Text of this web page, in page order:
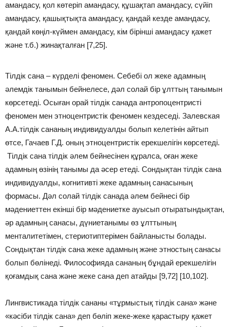
амандасу, қол көтеріп амандасу, құшақтап амандасу, сүйіп
амандасу, қашықтықта амандасу, қандай кезде амандасу,
қандай көңіл-күймен амандасу, кім бірінші амандасу қажет
және т.б.) жинақталған [7,25].
Тілдік сана – күрделі феномен. Себебі ол жеке адамның
әлемдік танымын бейнелесе, дәл солай бір ұлттың танымын
көрсетеді. Осыған орай тілдік санада антропоцентристі
феномен мен этноцентристік феномен кездеседі. Залевская
А.А.тілдік сананың индивидуалды болып келетінін айтып
өтсе, Гачаев Г.Д. оның этноцентристік ерекшелігін көрсетеді.
Тілдік сана тілдік әлем бейнесінен құралса, оған жеке
адамның өзінің танымы да әсер етеді. Сондықтан тілдік сана
индивидуалды, когнитивті жеке адамның санасының
формасы. Дәл солай тілдік санада әлем бейнесі бір
мәдениеттен екінші бір мәдениетке ауысып отыратындықтан,
әр адамның санасы, дүниетанымы өз ұлттының
менталитетімен, стериотиптерімен байланысты болады.
Сондықтан тілдік сана жеке адамның және этностың санасы
болып бөлінеді. Философияда сананың бұндай ерекшелігін
қоғамдық сана және жеке сана деп атайды [9,72] [10,102].
Лингвистикада тілдік сананы «тұрмыстық тілдік сана» және
«кәсіби тілдік сана» деп бөліп жеке-жеке қарастыру қажет